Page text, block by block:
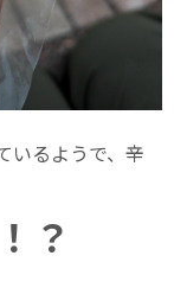
いるようで、辛
？